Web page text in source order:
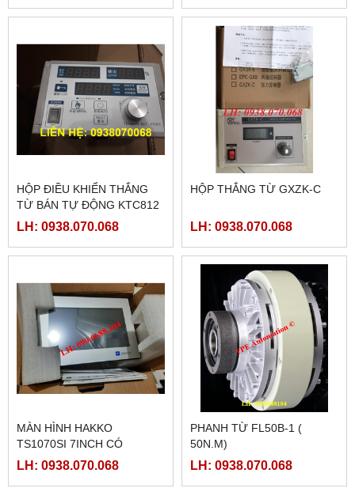
HỘP ĐIỀU KHIỂN THẮNG
TỪ BÁN TỰ ĐỘNG KTC812
LH: 0938.070.068
HỘP THẮNG TỪ GXZK-C
LH: 0938.070.068
MÀN HÌNH HAKKO
TS1070SI 7INCH CÓ
ETHERNET
LH: 0938.070.068
PHANH TỪ FL50B-1 (
50N.M)
LH: 0938.070.068